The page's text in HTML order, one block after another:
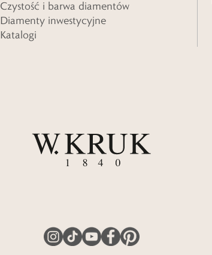
Czystość i barwa diamentów
Diamenty inwestycyjne
Katalogi